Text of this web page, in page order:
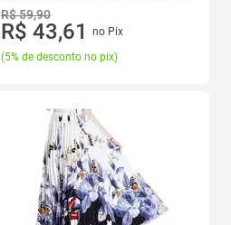
R$ 59,90
R$ 43,61
no Pix
(5% de desconto no pix)